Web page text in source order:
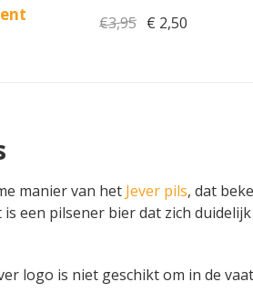
€3,95 € 2,50
manier van het Jever pils, dat
een pilsener bier dat zich
logo is niet geschikt om in de